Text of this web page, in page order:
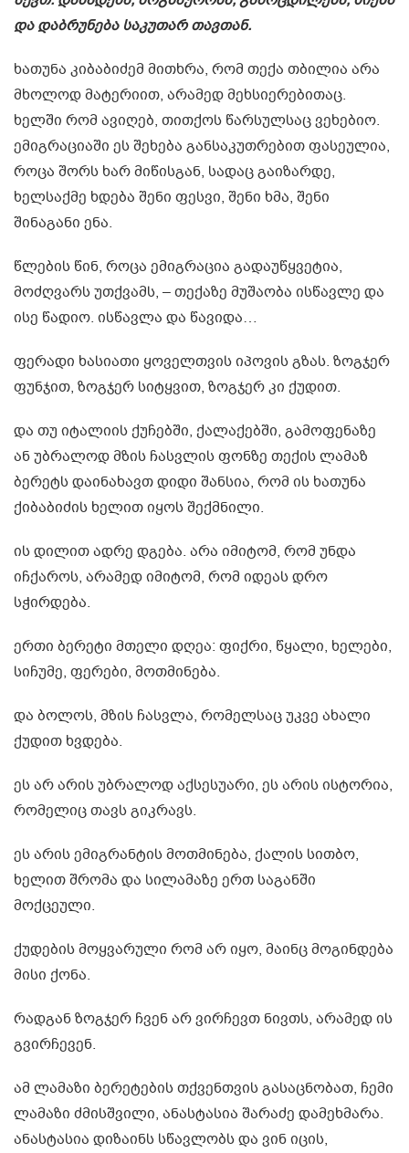
და დაბრუნება საკუთარ თავთან.
ხათუნა კიბაბიძემ მითხრა, რომ თექა თბილია არა
მხოლოდ მატერიით, არამედ მეხსიერებითაც.
ხელში რომ ავიღებ, თითქოს წარსულსაც ვეხებიო.
ემიგრაციაში ეს შეხება განსაკუთრებით ფასეულია,
როცა შორს ხარ მიწისგან, სადაც გაიზარდე,
ხელსაქმე ხდება შენი ფესვი, შენი ხმა, შენი
შინაგანი ენა.
წლების წინ, როცა ემიგრაცია გადაუწყვეტია,
მოძღვარს უთქვამს, – თექაზე მუშაობა ისწავლე და
ისე წადიო. ისწავლა და წავიდა…
ფერადი ხასიათი ყოველთვის იპოვის გზას. ზოგჯერ
ფუნჯით, ზოგჯერ სიტყვით, ზოგჯერ კი ქუდით.
და თუ იტალიის ქუჩებში, ქალაქებში, გამოფენაზე
ან უბრალოდ მზის ჩასვლის ფონზე თექის ლამაზ
ბერეტს დაინახავთ დიდი შანსია, რომ ის ხათუნა
ქიბაბიძის ხელით იყოს შექმნილი.
ის დილით ადრე დგება. არა იმიტომ, რომ უნდა
იჩქაროს, არამედ იმიტომ, რომ იდეას დრო
სჭირდება.
ერთი ბერეტი მთელი დღეა: ფიქრი, წყალი, ხელები,
სიჩუმე, ფერები, მოთმინება.
და ბოლოს, მზის ჩასვლა, რომელსაც უკვე ახალი
ქუდით ხვდება.
ეს არ არის უბრალოდ აქსესუარი, ეს არის ისტორია,
რომელიც თავს გიკრავს.
ეს არის ემიგრანტის მოთმინება, ქალის სითბო,
ხელით შრომა და სილამაზე ერთ საგანში
მოქცეული.
ქუდების მოყვარული რომ არ იყო, მაინც მოგინდება
მისი ქონა.
რადგან ზოგჯერ ჩვენ არ ვირჩევთ ნივთს, არამედ ის
გვირჩევენ.
ამ ლამაზი ბერეტების თქვენთვის გასაცნობათ, ჩემი
ლამაზი ძმისშვილი, ანასტასია შარაძე დამეხმარა.
ანასტასია დიზაინს სწავლობს და ვინ იცის,